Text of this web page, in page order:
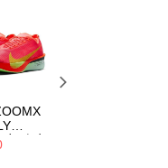
法律行
跑步